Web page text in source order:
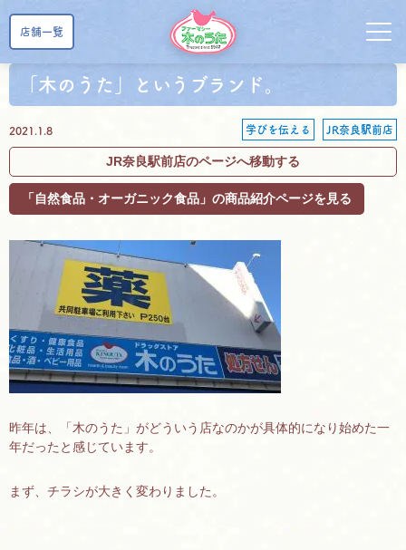
店舗一覧
「木のうた」というブランド。
2021.1.8 学びを伝える JR奈良駅前店
JR奈良駅前店のページへ移動する
「自然食品・オーガニック食品」の商品紹介ページを見る
昨年は、「木のうた」がどういう店なのかが具体的になり始めた一
年だったと感じています。
まず、チラシが大きく変わりました。